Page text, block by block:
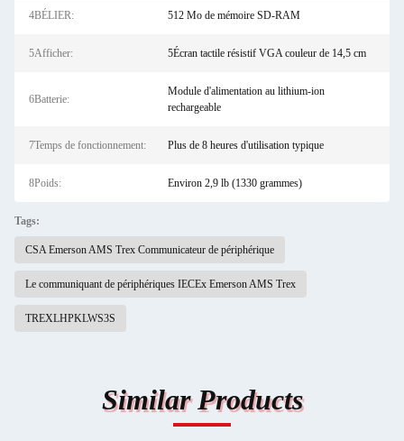
4BÉLIER: 512 Mo de mémoire SD-RAM
5Afficher: 5Écran tactile résistif VGA couleur de 14,5 cm
6Batterie:
Module d'alimentation au lithium-ion
rechargeable
7Temps de fonctionnement: Plus de 8 heures d'utilisation typique
8Poids: Environ 2,9 lb (1330 grammes)
Tags:
CSA Emerson AMS Trex Communicateur de périphérique
Le communiquant de périphériques IECEx Emerson AMS Trex
TREXLHPKLWS3S
Similar Products